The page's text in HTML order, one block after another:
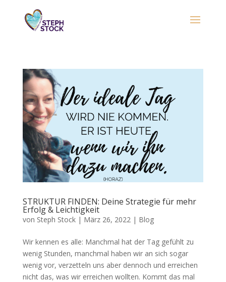
STRUKTUR FINDEN: Deine Strategie für mehr
Erfolg & Leichtigkeit
von Steph Stock| März 26, 2022| Blog
Wir kennen es alle: Manchmal hat der Tag gefühlt zu
wenig Stunden, manchmal haben wir an sich sogar
wenig vor, verzetteln uns aber dennoch und erreichen
nicht das, was wir erreichen wollten. Kommt das mal